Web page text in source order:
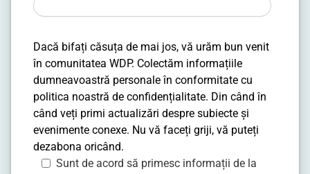
Dacă bifați căsuța de mai jos, vă urăm bun venit
în comunitatea WDP. Colectăm informațiile
dumneavoastră personale în conformitate cu
politica noastră de confidențialitate. Din când în
când veți primi actualizări despre subiecte și
evenimente conexe. Nu vă faceți griji, vă puteți
dezabona oricând.
Sunt de acord să primesc informații de la